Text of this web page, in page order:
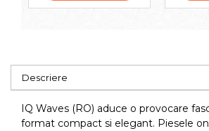
Descriere
IQ Waves (RO) aduce o provocare
format compact si elegant. Piesele